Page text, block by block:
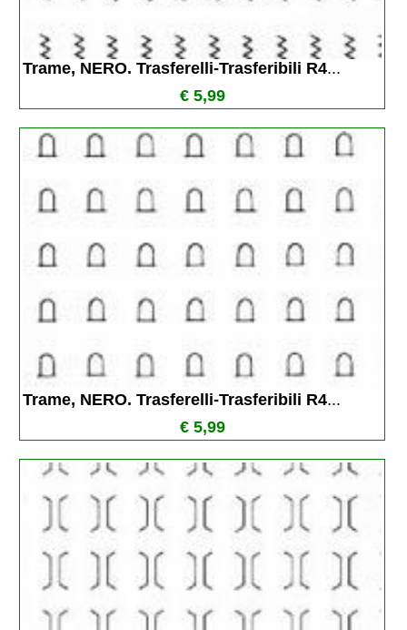
Trame, NERO. Trasferelli-Trasferibili R4...
€ 5,99
Trame, NERO. Trasferelli-Trasferibili R4...
€ 5,99